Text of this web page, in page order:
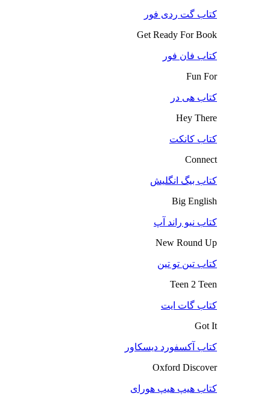
کتاب گت ردی فور
Get Ready For Book
کتاب فان فور
Fun For
کتاب هی در
Hey There
کتاب کانکت
Connect
کتاب بیگ انگلیش
Big English
کتاب نیو راند آپ
New Round Up
کتاب تین تو تین
Teen 2 Teen
کتاب گات ایت
Got It
کتاب آکسفورد دیسکاور
Oxford Discover
کتاب هیپ هیپ هورای